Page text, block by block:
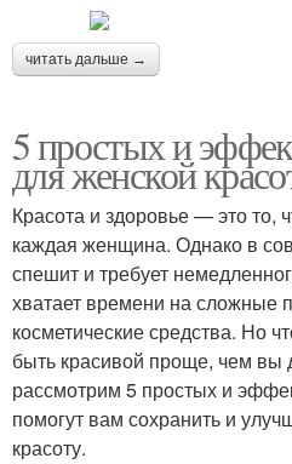
читать дальше →
5 простых и
для женской
Красота и здоровье — это то,
каждая женщина. Однако в
спешит и требует
хватает времени на сложные
косметические средства. Но
быть красивой проще, чем вы
рассмотрим 5 простых и
помогут вам сохранить и
красоту.